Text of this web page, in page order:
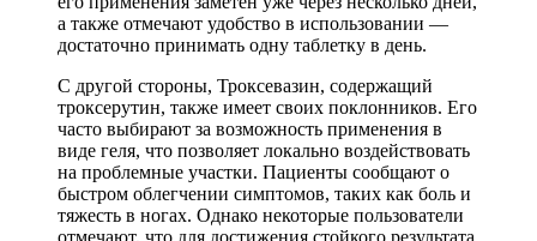
а также отмечают удобство в использовании —
достаточно принимать одну таблетку в день.
С другой стороны, Троксевазин, содержащий
троксерутин, также имеет своих поклонников. Его
часто выбирают за возможность применения в
виде геля, что позволяет локально воздействовать
на проблемные участки. Пациенты сообщают о
быстром облегчении симптомов, таких как боль и
тяжесть в ногах. Однако некоторые пользователи